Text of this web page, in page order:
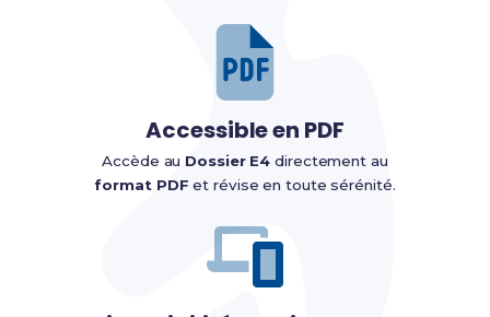
Accessible en PDF
Accède au Dossier E4 directement au
format PDF et révise en toute sérénité.